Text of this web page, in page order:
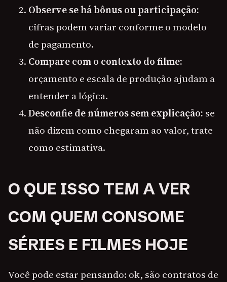
Observe se há bônus ou participação:
cifras podem variar conforme o modelo
de pagamento.
Compare com o contexto do filme:
orçamento e escala de produção ajudam a
entender a lógica.
Desconfie de números sem explicação: se
não dizem como chegaram ao valor, trate
como estimativa.
O QUE ISSO TEM A VER
COM QUEM CONSOME
SÉRIES E FILMES HOJE
Você pode estar pensando: ok, são contratos de